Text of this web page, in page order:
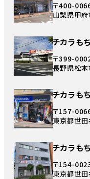
〒400-
山梨県甲
チカラも
〒399-
長野県松
チカラも
〒157-
東京都世
チカラも
〒154-
東京都世